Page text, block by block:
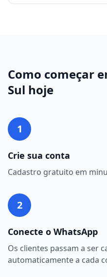
Como começar
Sul hoje
1
Crie sua conta
Cadastro gratuito em
2
Conecte o WhatsApp
Os clientes passam a ser
automaticamente a cada